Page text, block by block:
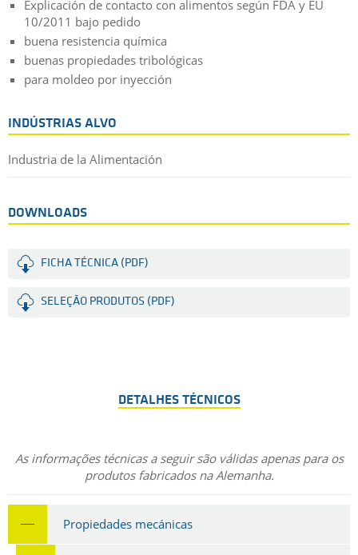
Explicación de contacto con alimentos según FDA y EU
10/2011 bajo pedido
buena resistencia química
buenas propiedades tribológicas
para moldeo por inyección
INDÚSTRIAS ALVO
Industria de la Alimentación
DOWNLOADS
FICHA TÉCNICA (PDF)
SELEÇÃO PRODUTOS (PDF)
DETALHES TÉCNICOS
As informações técnicas a seguir são válidas apenas para os
produtos fabricados na Alemanha.
Propiedades mecánicas